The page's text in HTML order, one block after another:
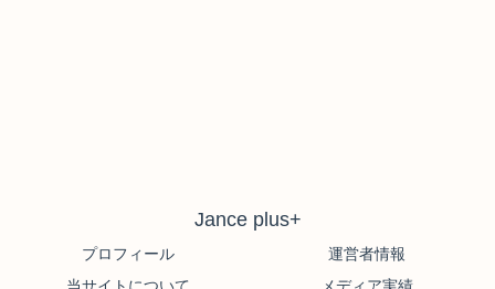
Jance plus+
プロフィール
運営者情報
当サイトについて
メディア実績